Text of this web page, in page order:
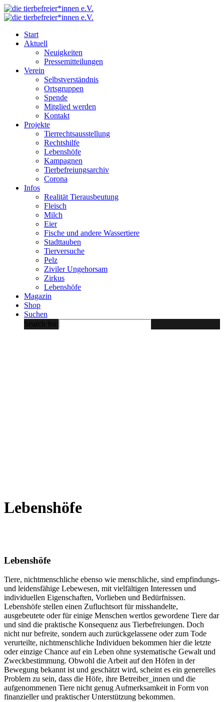
Start
Aktuell
Neuigkeiten
Pressemitteilungen
Verein
Selbstverständnis
Ortsgruppen
Spende
Mitglied werden
Kontakt
Projekte
Tierrechtsausstellung
Rechtshilfe
Lebenshöfe
Kampagnen
Tierbefreiungsarchiv
Corona
Infos
Realität Tierausbeutung
Fleisch
Milch
Eier
Fische und andere Wassertiere
Stadttauben
Tierversuche
Pelz
Ziviler Ungehorsam
Zirkus
Lebenshöfe
Magazin
Shop
Suchen
Search for:
Lebenshöfe
Lebenshöfe
Tiere, nichtmenschliche ebenso wie menschliche, sind empfindungs-
und leidensfähige Lebewesen, mit vielfältigen Interessen und
individuellen Eigenschaften, Vorlieben und Bedürfnissen.
Lebenshöfe stellen einen Zufluchtsort für misshandelte,
ausgebeutete oder für einige Menschen wertlos gewordene Tiere dar
und sind die praktische Konsequenz aus Tierbefreiungen. Doch
nicht nur befreite, sondern auch zurückgelassene oder zum Tode
verurteilte, nichtmenschliche Individuen bekommen hier die letzte
oder einzige Chance auf ein Leben ohne systematische Gewalt und
Zweckbestimmung. Obwohl die Arbeit auf den Höfen in der
Bewegung bekannt ist und geschätzt wird, scheint es ein generelles
Problem zu sein, dass die Höfe, ihre Betreiber_innen und die
aufgenommenen Tiere nicht genug Aufmerksamkeit in Form von
finanzieller und praktischer Unterstützung bekommen.